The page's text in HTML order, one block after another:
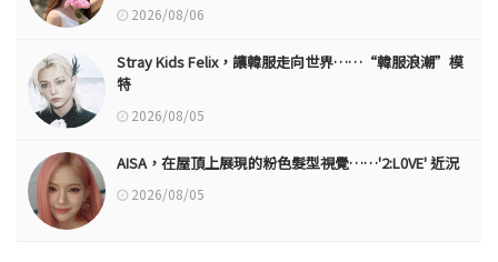
2026/08/06
Stray Kids Felix，讓韓服走向世界……“韓服浪潮”模
特
2026/08/05
AISA，在屋頂上展現的粉色髮型視覺……'2:L0VE' 近況
2026/08/05